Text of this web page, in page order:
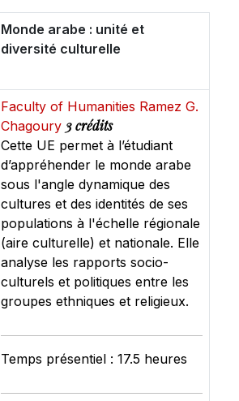
Monde arabe : unité et
diversité culturelle
Faculty of Humanities Ramez G.
Chagoury 3 crédits
Cette UE permet à l’étudiant
d’appréhender le monde arabe
sous l'angle dynamique des
cultures et des identités de ses
populations à l'échelle régionale
(aire culturelle) et nationale. Elle
analyse les rapports socio-
culturels et politiques entre les
groupes ethniques et religieux.
Temps présentiel : 17.5 heures